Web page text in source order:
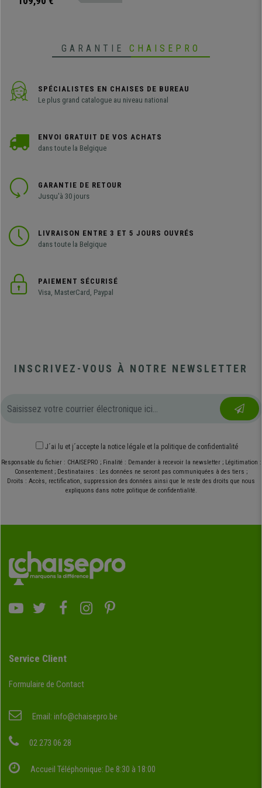
GARANTIE CHAISEPRO
SPÉCIALISTES EN CHAISES DE BUREAU
Le plus grand catalogue au niveau national
ENVOI GRATUIT DE VOS ACHATS
dans toute la Belgique
GARANTIE DE RETOUR
Jusqu'à 30 jours
LIVRAISON ENTRE 3 ET 5 JOURS OUVRÉS
dans toute la Belgique
PAIEMENT SÉCURISÉ
Visa, MasterCard, Paypal
INSCRIVEZ-VOUS À NOTRE NEWSLETTER
J´ai lu et j´accepte la notice légale et la politique de confidentialité
Responsable du fichier : CHAISEPRO ; Finalité : Demander à recevoir la newsletter ; Légitimation :
Consentement ; Destinataires : Les données ne seront pas communiquées à des tiers ;
Droits : Accès, rectification, suppression des données ainsi que le reste des droits que nous
expliquons dans notre politique de confidentialité.
Service Client
Formulaire de Contact
Email: info@chaisepro.be
02 273 06 28
Accueil Téléphonique: De 8:30 à 18:00